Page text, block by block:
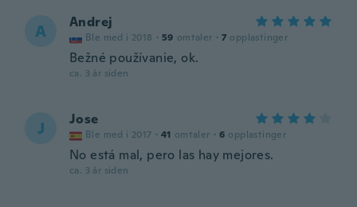
A Andrej
Ble med i 2018 · 59 omtaler · 7 opplastinger
Bežné používanie, ok.
ca. 3 år siden
J Jose
Ble med i 2017 · 41 omtaler · 6 opplastinger
No está mal, pero las hay mejores.
ca. 3 år siden